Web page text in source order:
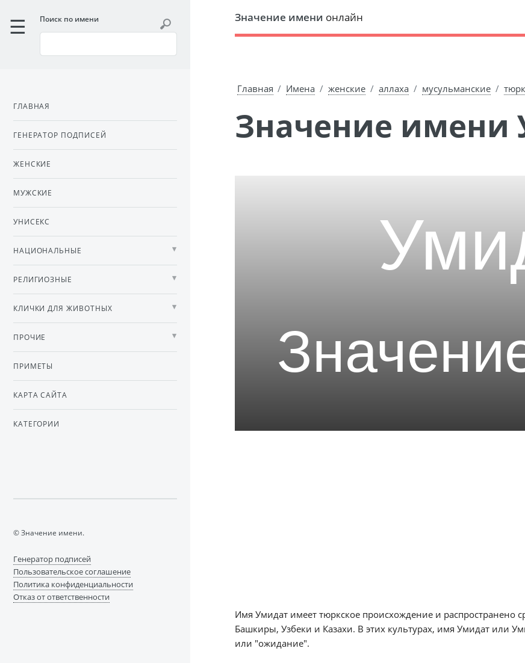
Значение имени онлайн
Главная Имена женские аллаха мусульманские
Значение
Имя Умидат имеет тюркское происхождение и распространено
Башкиры, Узбеки и Казахи. В этих культурах, имя Умидат или
или "ожидание".
Поиск по имени
ГЛАВНАЯ
ГЕНЕРАТОР ПОДПИСЕЙ
ЖЕНСКИЕ
МУЖСКИЕ
УНИСЕКС
НАЦИОНАЛЬНЫЕ
РЕЛИГИОЗНЫЕ
КЛИЧКИ ДЛЯ ЖИВОТНЫХ
ПРОЧИЕ
ПРИМЕТЫ
КАРТА САЙТА
КАТЕГОРИИ
© Значение имени.
Генератор подписей
Пользовательское соглашение
Политика конфиденциальности
Отказ от ответственности